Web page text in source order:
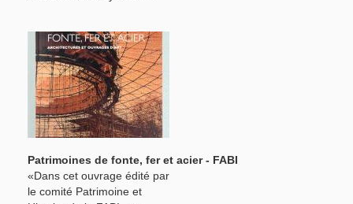
Patrimoines de fonte, fer et acier - FABI
«Dans cet ouvrage édité par
le comité Patrimoine et